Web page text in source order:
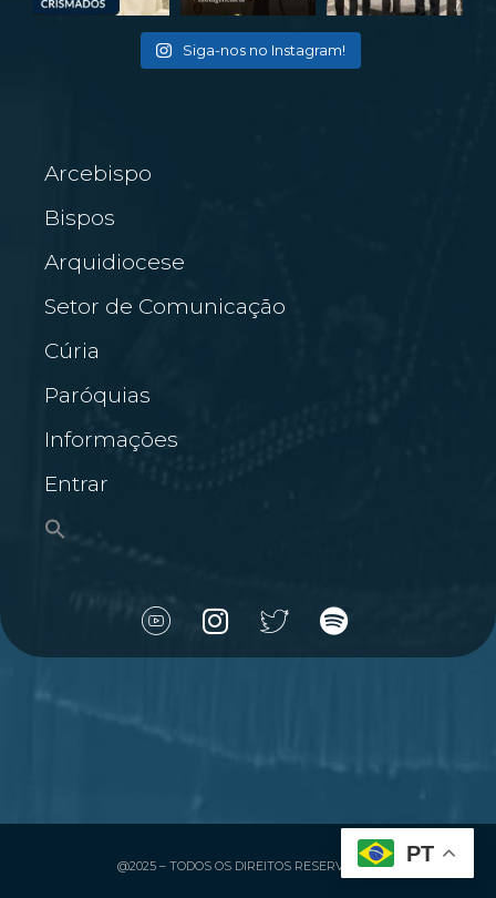
Siga-nos no Instagram!
Arcebispo
Bispos
Arquidiocese
Setor de Comunicação
Cúria
Paróquias
Informações
Entrar
@2025 – TODOS OS DIREITOS RESERVADOS
PT